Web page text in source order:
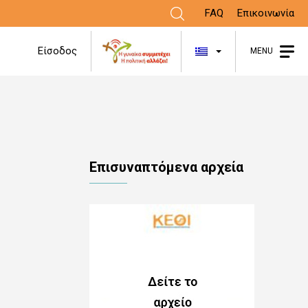
FAQ Επικοινωνία
Είσοδος ΛίσταMENU
Επισυναπτόμενα αρχεία